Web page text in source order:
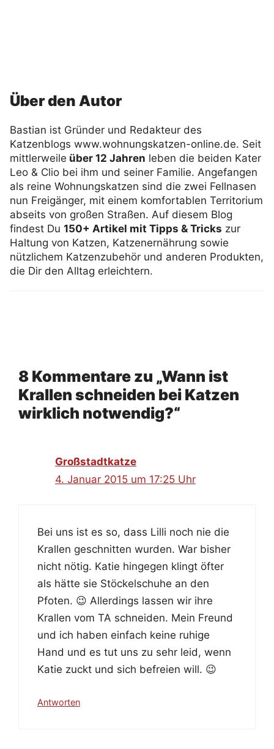
Über den Autor
Bastian ist Gründer und Redakteur des
Katzenblogs www.wohnungskatzen-online.de. Seit
mittlerweile über 12 Jahren leben die beiden Kater
Leo & Clio bei ihm und seiner Familie. Angefangen
als reine Wohnungskatzen sind die zwei Fellnasen
nun Freigänger, mit einem komfortablen Territorium
abseits von großen Straßen. Auf diesem Blog
findest Du 150+ Artikel mit Tipps & Tricks zur
Haltung von Katzen, Katzenernährung sowie
nützlichem Katzenzubehör und anderen Produkten,
die Dir den Alltag erleichtern.
8 Kommentare zu „Wann ist
Krallen schneiden bei Katzen
wirklich notwendig?“
Großstadtkatze
4. Januar 2015 um 17:25 Uhr
Bei uns ist es so, dass Lilli noch nie die
Krallen geschnitten wurden. War bisher
nicht nötig. Katie hingegen klingt öfter
als hätte sie Stöckelschuhe an den
Pfoten. 😉 Allerdings lassen wir ihre
Krallen vom TA schneiden. Mein Freund
und ich haben einfach keine ruhige
Hand und es tut uns zu sehr leid, wenn
Katie zuckt und sich befreien will. 😉
Antworten